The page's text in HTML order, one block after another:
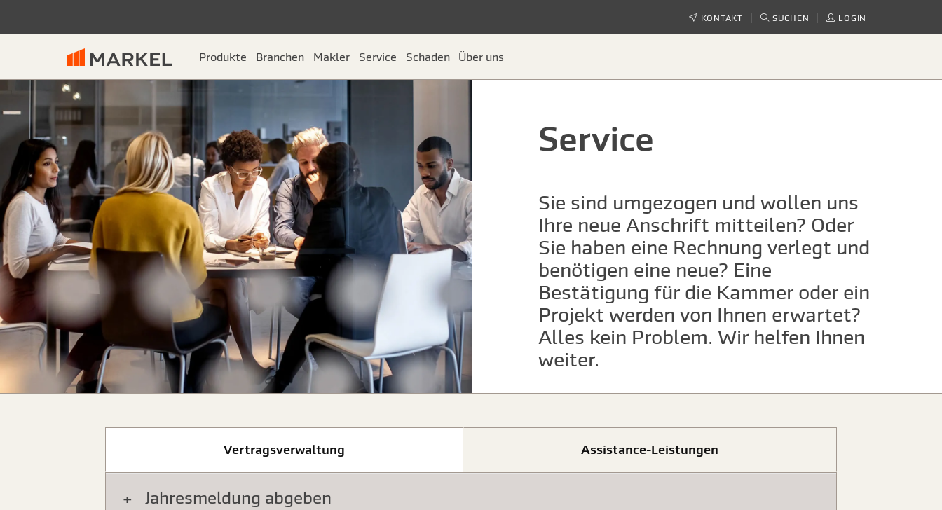
KONTAKT SUCHEN LOGIN
Produkte Branchen Makler Service Schaden Über uns
Service
Sie sind umgezogen und wollen uns
Ihre neue Anschrift mitteilen? Oder
Sie haben eine Rechnung verlegt und
benötigen eine neue? Eine
Bestätigung für die Kammer oder ein
Projekt werden von Ihnen erwartet?
Alles kein Problem. Wir helfen Ihnen
weiter.
Vertragsverwaltung Assistance-Leistungen
Jahresmeldung abgeben